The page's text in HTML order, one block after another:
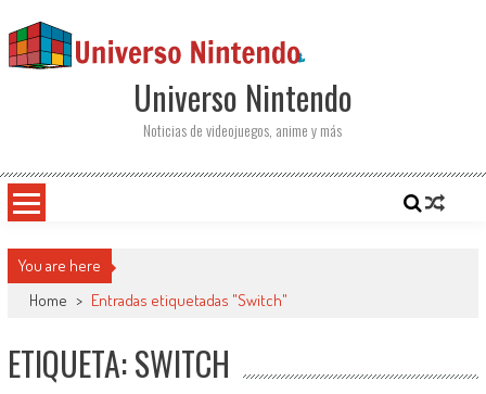
Universo Nintendo
Noticias de videojuegos, anime y más
You are here
Home > Entradas etiquetadas "Switch"
ETIQUETA: SWITCH